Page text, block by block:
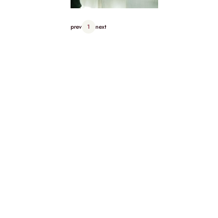
prev 1 next